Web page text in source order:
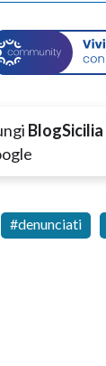
BlogSicilia
denunciati